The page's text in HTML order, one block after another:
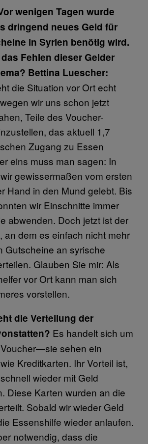
wenigen Tagen wurde
dringend neues Geld für
in Syrien benötig wird.
Fehlen dieser Gelder
Bettina Luescher:
die Situation vor Ort echt
wir uns schon jetzt
Teile des Voucher-
das aktuell 1,7
Zugang zu Essen
eins muss man sagen: In
gewissermaßen vom ersten
Hand in den Mund gelebt. Bis
wir Einschnitte immer
abwenden. Doch jetzt ist der
an dem es einfach nicht mehr
Gutscheine an syrische
Glauben Sie mir: Als
vor Ort kann man sich
vorstellen.
die Verteilung der
Es handelt sich um
sehen ein
Kreditkarten. Ihr Vorteil ist,
wieder mit Geld
Diese Karten wurden an die
Sobald wir wieder Geld
Essenshilfe wieder anlaufen.
notwendig, dass die